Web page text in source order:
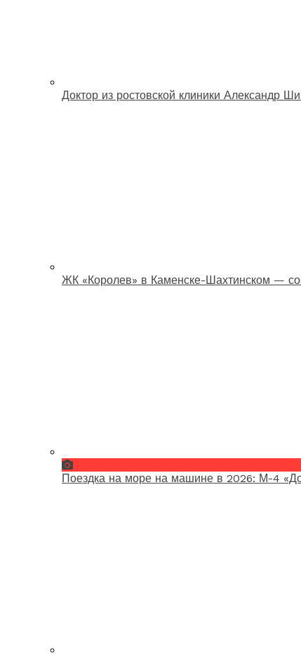
Доктор из ростовской клиники Александр
ЖК «Королев» в Каменске-Шахтинском —
Поездка на море на машине в 2026: М-4